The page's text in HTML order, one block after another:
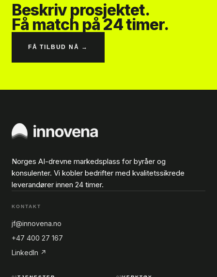
Beskriv prosjektet.
Få match på 24 timer.
FÅ TILBUD NÅ →
Norges AI-drevne markedsplass for byråer og
konsulenter. Vi kobler bedrifter med kvalitetssikrede
leverandører innen 24 timer.
KONTAKT
jf@innovena.no
+47 400 27 167
LinkedIn ↗